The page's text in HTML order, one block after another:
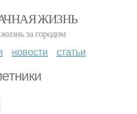
ЖИЗНЬ
жизнь за городом
новости статьи